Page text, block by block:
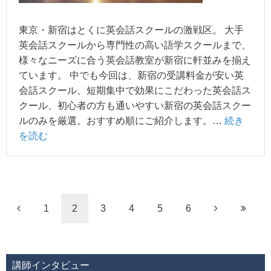
東京・新宿はとくに英会話スクールの激戦区。 大手
英会話スクールから専門性の高い語学スクールまで、
様々なニーズに合う英会話教室が新宿に軒並みを揃え
ています。 中でも今回は、新宿の受講料金が安い英
会話スクール、短期集中で効果にこだわった英会話ス
クール、初心者の方も通いやすい新宿の英会話スクー
ルのみを厳選。おすすめ順にご紹介します。… 続き
を読む
1 2 3 4 5 6
講師インタビュー